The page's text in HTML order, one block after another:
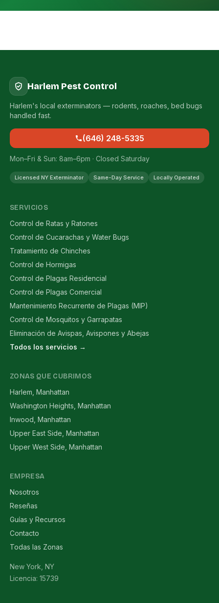
Harlem Pest Control
Harlem's local exterminators — rodents, roaches, bed bugs
handled fast.
(646) 248-5335
Mon–Fri & Sun: 8am–6pm · Closed Saturday
Licensed NY Exterminator Same-Day Service Locally Operated
SERVICIOS
Control de Ratas y Ratones
Control de Cucarachas y Water Bugs
Tratamiento de Chinches
Control de Hormigas
Control de Plagas Residencial
Control de Plagas Comercial
Mantenimiento Recurrente de Plagas (MIP)
Control de Mosquitos y Garrapatas
Eliminación de Avispas, Avispones y Abejas
Todos los servicios →
ZONAS QUE CUBRIMOS
Harlem, Manhattan
Washington Heights, Manhattan
Inwood, Manhattan
Upper East Side, Manhattan
Upper West Side, Manhattan
EMPRESA
Nosotros
Reseñas
Guías y Recursos
Contacto
Todas las Zonas
New York, NY
Licencia: 15739